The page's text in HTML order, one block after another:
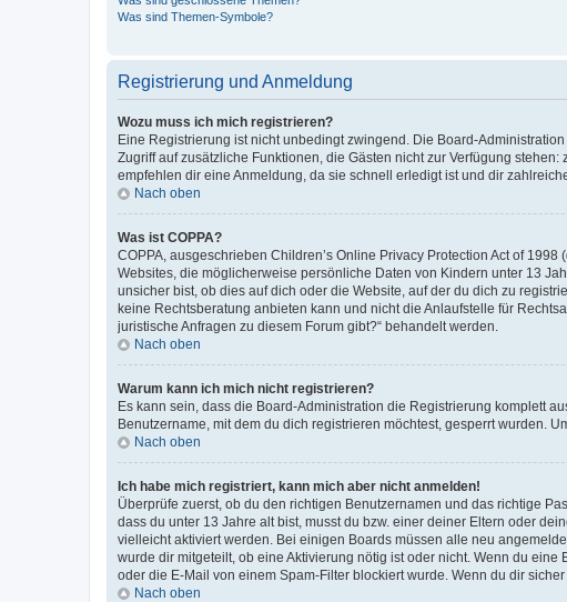
Was sind Themen-Symbole?
Registrierung und Anmeldung
Wozu muss ich mich registrieren?
Eine Registrierung ist nicht unbedingt zwingend. Die Board-
Zugriff auf zusätzliche Funktionen, die Gästen nicht zur Verfügung
empfehlen dir eine Anmeldung, da sie schnell erledigt ist und dir
Nach oben
Was ist COPPA?
COPPA, ausgeschrieben Children’s Online Privacy Protection Act of
Websites, die möglicherweise persönliche Daten von Kindern unter 13
unsicher bist, ob dies auf dich oder die Website, auf der du dich zu
keine Rechtsberatung anbieten kann und nicht die Anlaufstelle für
juristische Anfragen zu diesem Forum gibt?“ behandelt werden.
Nach oben
Warum kann ich mich nicht registrieren?
Es kann sein, dass die Board-Administration die Registrierung komplett
Benutzername, mit dem du dich registrieren möchtest, gesperrt wurden.
Nach oben
Ich habe mich registriert, kann mich aber nicht anmelden!
Überprüfe zuerst, ob du den richtigen Benutzernamen und das richtige
dass du unter 13 Jahre alt bist, musst du bzw. einer deiner Eltern oder
vielleicht aktiviert werden. Bei einigen Boards müssen alle neu
wurde dir mitgeteilt, ob eine Aktivierung nötig ist oder nicht. Wenn du
oder die E-Mail von einem Spam-Filter blockiert wurde. Wenn du dir
Nach oben